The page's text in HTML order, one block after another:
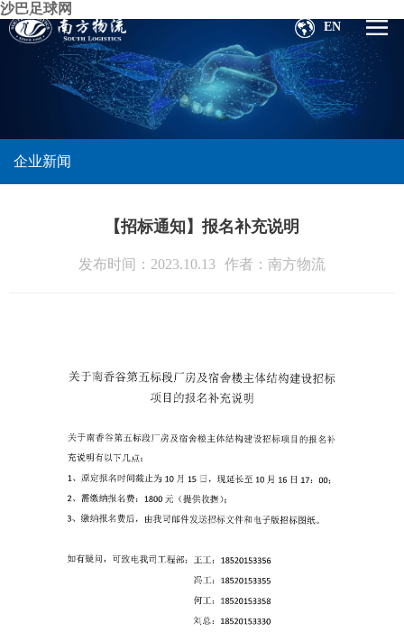
沙巴足球网
EN
企业新闻
【招标通知】报名补充说明
发布时间：2023.10.13 作者：南方物流